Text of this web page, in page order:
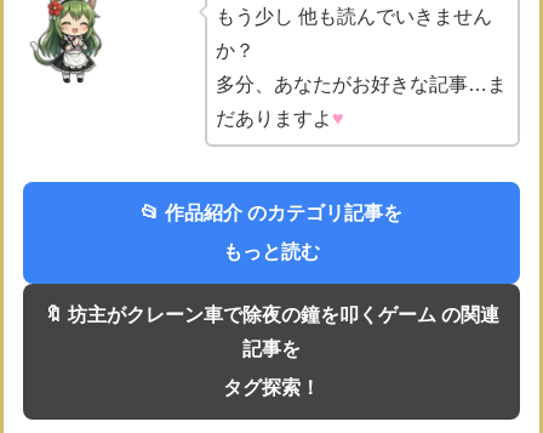
もう少し 他も読んでいきません
か？
多分、あなたがお好きな記事…ま
だありますよ ♥
📂 作品紹介 のカテゴリ記事を
もっと読む
🔖 坊主がクレーン車で除夜の鐘を叩くゲーム の関連
記事を
タグ探索！